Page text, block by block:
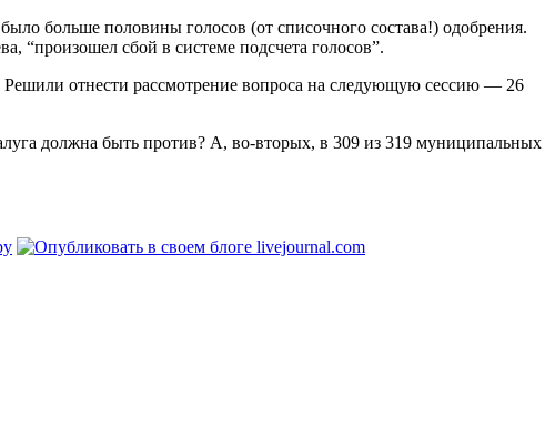
больше половины голосов (от списочного состава!) одобрения.
“произошел сбой в системе подсчета голосов”.
Решили отнести рассмотрение вопроса на следующую сессию — 26
должна быть против? А, во-вторых, в 309 из 319 муниципальных